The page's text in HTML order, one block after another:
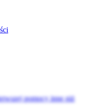
pomocy inne niż